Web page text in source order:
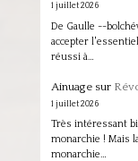
1 juillet 2026
De Gaulle --
accepter
réussi à…
Ainuagesur
1 juillet 2026
Très intéressant
monarchie ! Mais
monarchie…